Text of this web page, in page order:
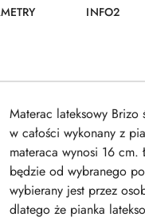
INFO2
Materac lateksowy
w całości wykonany z
materaca wynosi 16 cm.
będzie od wybranego
wybierany jest przez
dlatego że pianka